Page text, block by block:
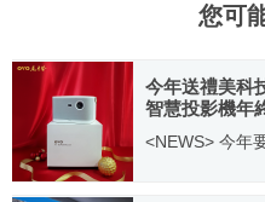
您可
今年送禮美科
智慧投影機年
<NEWS> 今年
2020.12.09